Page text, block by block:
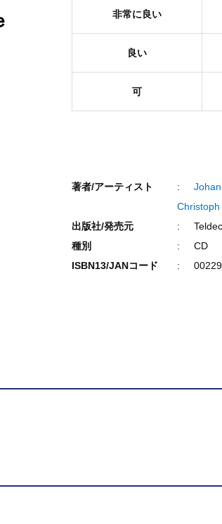
非常に良い
良い
可
著者/アーティスト
出版社/発売元
Teldec
種別
CD
ISBN13/JANコード